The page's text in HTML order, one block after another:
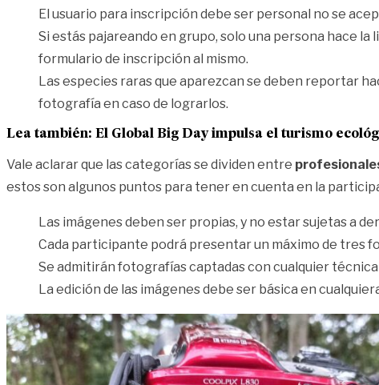
El usuario para inscripción debe ser personal no se
Si estás pajareando en grupo, solo una persona hace
formulario de inscripción al mismo.
Las especies raras que aparezcan se deben reportar
fotografía en caso de lograrlos.
Lea también: El Global Big Day impulsa el turismo
Vale aclarar que las categorías se dividen entre
estos son algunos puntos para tener en cuenta en la
Las imágenes deben ser propias, y no estar sujetas a
Cada participante podrá presentar un máximo de tres
Se admitirán fotografías captadas con cualquier
La edición de las imágenes debe ser básica en